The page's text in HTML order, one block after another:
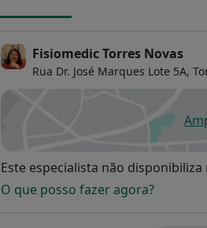
Fisiomedic Torres Novas
Rua Dr. José Marques Lote 5A,
Disponibilidade
Este especialista não
O que posso fazer agora?